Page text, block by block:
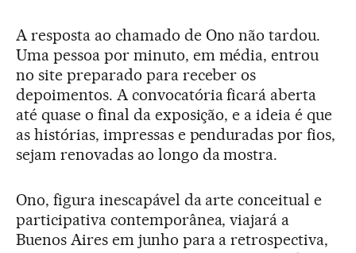
A resposta ao chamado de Ono não tardou.
Uma pessoa por minuto, em média, entrou
no site preparado para receber os
depoimentos. A convocatória ficará aberta
até quase o final da exposição, e a ideia é que
as histórias, impressas e penduradas por fios,
sejam renovadas ao longo da mostra.
Ono, figura inescapável da arte conceitual e
participativa contemporânea, viajará a
Buenos Aires em junho para a retrospectiva,